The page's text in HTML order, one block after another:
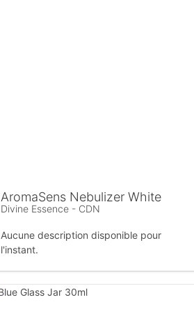
AromaSens Nebulizer White
Divine Essence - CDN
Aucune description disponible pour
l'instant.